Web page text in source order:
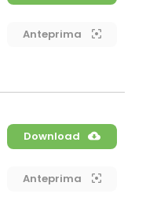
Anteprima
Download
Anteprima